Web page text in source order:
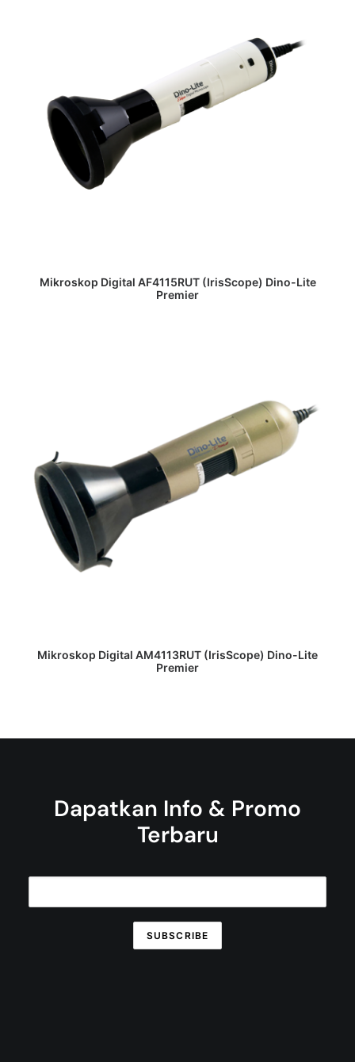
DAPATKAN PENAWARAN HARGA
Mikroskop Digital AF4115RUT (IrisScope) Dino-Lite
Premier
DAPATKAN PENAWARAN HARGA
Mikroskop Digital AM4113RUT (IrisScope) Dino-Lite
Premier
Dapatkan Info & Promo
Terbaru